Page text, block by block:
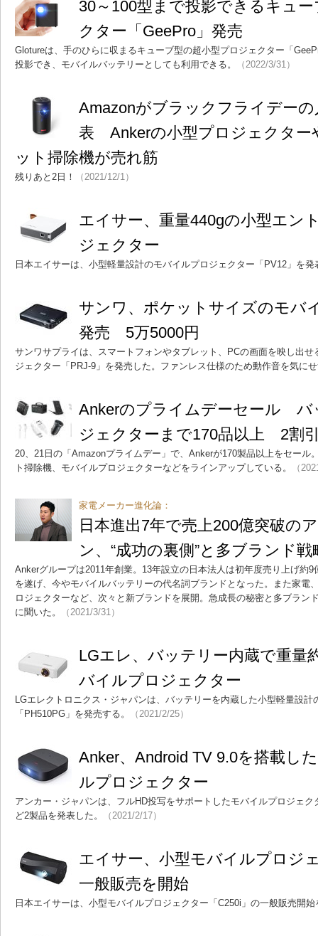
30～100型まで投影できるキュ
クター「GeePro」発売
Glotureは、手のひらに収まるキューブ型の超小型プロジェクター「
投影でき、モバイルバッテリーとしても利用できる。
（2022/3/31）
Amazonがブラックフライデー
表 Ankerの小型プロジェクター
ット掃除機が売れ筋
残りあと2日！ （2021/12/1）
エイサー、重量440gの小型エン
ジェクター
日本エイサーは、小型軽量設計のモバイルプロジェクター「PV12」を発
サンワ、ポケットサイズのモバ
発売 5万5000円
サンワサプライは、スマートフォンやタブレット、PCの画面を映し出
ジェクター「PRJ-9」を発売した。ファンレス仕様のため動作音を気に
Ankerのプライムデーセール バ
ジェクターまで170品以上 2割
20、21日の「Amazonプライムデー」で、Ankerが170製品以上をセール
ト掃除機、モバイルプロジェクターなどをラインアップしている。
（
家電メーカー進化論：
日本進出7年で売上200億突破の
ン、“成功の裏側”と多ブランド
Ankerグループは2011年創業。13年設立の日本法人は初年度売り上げ約
を遂げ、今やモバイルバッテリーの代名詞ブランドとなった。また家電
ロジェクターなど、次々と新ブランドを展開。急成長の秘密と多ブラン
に聞いた。
（2021/3/31）
LGエレ、バッテリー内蔵で重量
バイルプロジェクター
LGエレクトロニクス・ジャパンは、バッテリーを内蔵した小型軽量設
「PH510PG」を発売する。
（2021/2/25）
Anker、Android TV 9.0を搭載し
ルプロジェクター
アンカー・ジャパンは、フルHD投写をサポートしたモバイルプロジェク
ど2製品を発表した。
（2021/2/17）
エイサー、小型モバイルプロジ
一般販売を開始
日本エイサーは、小型モバイルプロジェクター「C250i」の一般販売開